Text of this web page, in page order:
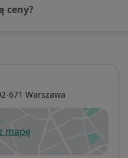
ceny?
671 Warszawa
mapęsię w nowej karcie